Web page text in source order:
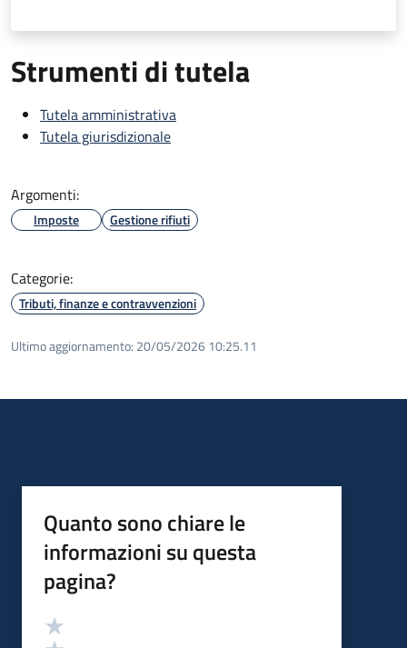
Strumenti di tutela
Tutela amministrativa
Tutela giurisdizionale
Argomenti:
Imposte Gestione rifiuti
Categorie:
Tributi, finanze e contravvenzioni
Ultimo aggiornamento: 20/05/2026 10:25.11
Quanto sono chiare le
informazioni su questa
pagina?
Valutazione